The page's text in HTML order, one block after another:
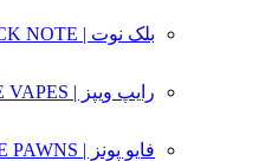
بلک نوت | BLACK NOTE
رایپ ویپز | RIPE VAPES
فایو پونز | FIVE PAWNS